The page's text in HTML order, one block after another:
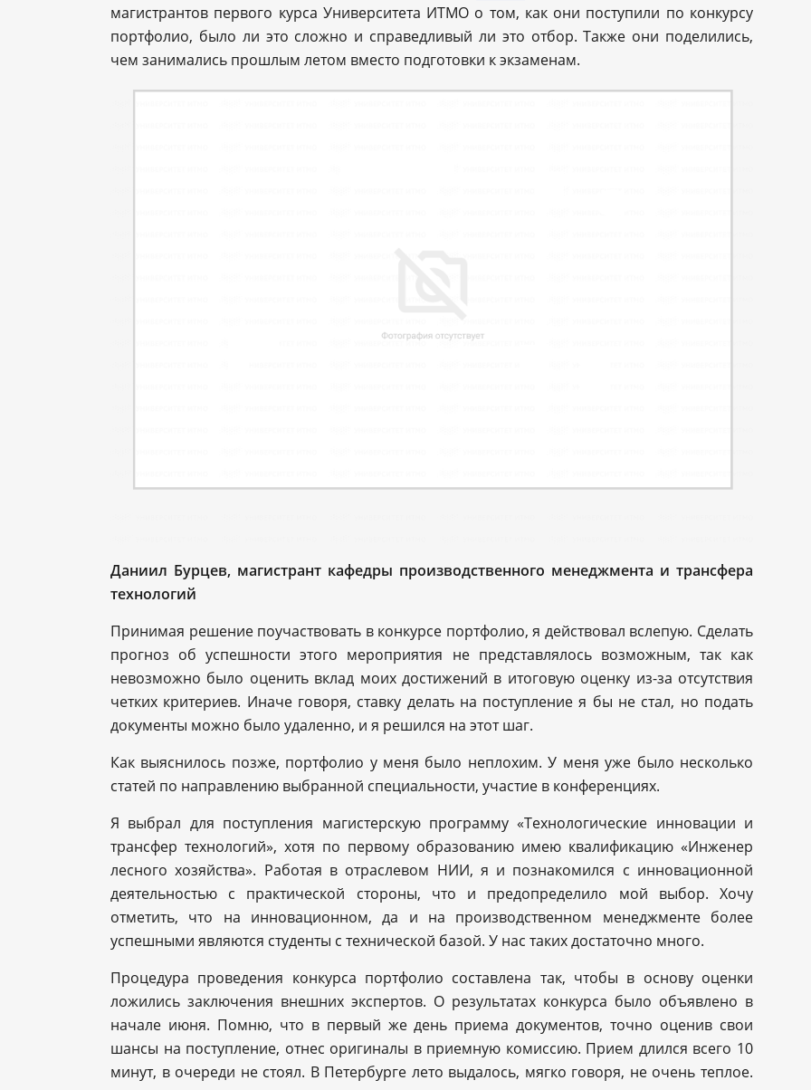
магистрантов первого курса Университета ИТМО о том, как они поступили по конкурсу
портфолио, было ли это сложно и справедливый ли это отбор. Также они поделились,
чем занимались прошлым летом вместо подготовки к экзаменам.
Даниил Бурцев, магистрант кафедры производственного менеджмента и трансфера
технологий
Принимая решение поучаствовать в конкурсе портфолио, я действовал вслепую. Сделать
прогноз об успешности этого мероприятия не представлялось возможным, так как
невозможно было оценить вклад моих достижений в итоговую оценку из-за отсутствия
четких критериев. Иначе говоря, ставку делать на поступление я бы не стал, но подать
документы можно было удаленно, и я решился на этот шаг.
Как выяснилось позже, портфолио у меня было неплохим. У меня уже было несколько
статей по направлению выбранной специальности, участие в конференциях.
Я выбрал для поступления магистерскую программу «Технологические инновации и
трансфер технологий», хотя по первому образованию имею квалификацию «Инженер
лесного хозяйства». Работая в отраслевом НИИ, я и познакомился с инновационной
деятельностью с практической стороны, что и предопределило мой выбор. Хочу
отметить, что на инновационном, да и на производственном менеджменте более
успешными являются студенты с технической базой. У нас таких достаточно много.
Процедура проведения конкурса портфолио составлена так, чтобы в основу оценки
ложились заключения внешних экспертов. О результатах конкурса было объявлено в
начале июня. Помню, что в первый же день приема документов, точно оценив свои
шансы на поступление, отнес оригиналы в приемную комиссию. Прием длился всего 10
минут, в очереди не стоял. В Петербурге лето выдалось, мягко говоря, не очень теплое.